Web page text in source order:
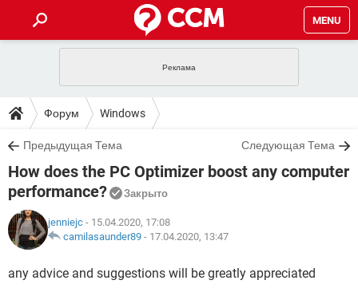
MENU
INSTAGRAM
ИГРЫ WINDOWS 10
ВКОНТАКТЕ ВИДЕО
GOOGLE
ПОЛЕЗНЫЕ СОВЕТЫ
TIKTOK
FACEBOOK
WINDOWS 10
ВИДЕО GOOGLE
YANDEX
ЗАГРУЗКИ
TIKTOK TELEGRAM
WHATSAPP
FACEBOOK
ВИДЕО GOOGLE
ФОРУМ
TIKTOK
WHATSAPP INSTAGRAM
FACEBOOK ИГРЫ
ЭНЦИКЛОПЕДИЯ
WHATSAPP INSTAGRAM
Форум Windows
Предыдущая Тема Следующая Тема
How does the PC Optimizer boost any computer
performance?
Закрыто
jenniejc - 15.04.2020, 17:08
camilasaunder89 - 17.04.2020, 13:47
any advice and suggestions will be greatly appreciated